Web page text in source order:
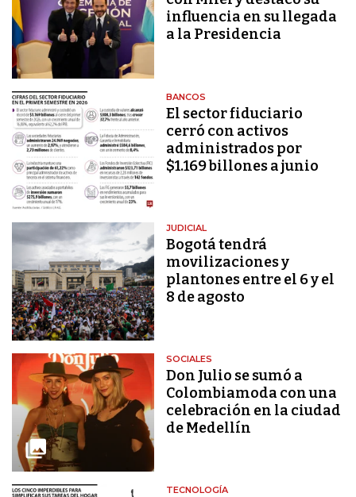
influencia en su llegada
a la Presidencia
BANCOS
El sector fiduciario
cerró con activos
administrados por
$1.169 billones a junio
JUDICIAL
Bogotá tendrá
movilizaciones y
plantones entre el 6 y el
8 de agosto
SOCIALES
Don Julio se sumó a
Colombiamoda con una
celebración en la ciudad
de Medellín
TECNOLOGÍA